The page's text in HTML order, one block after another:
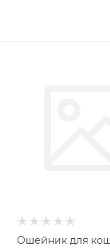
Ошейник для